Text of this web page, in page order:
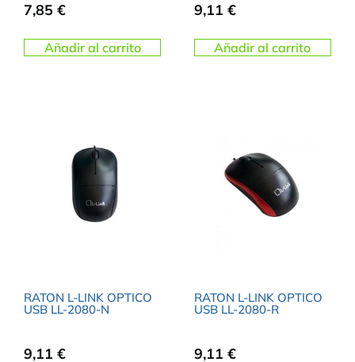
7,85€
Añadir al carrito
9,11 €
Añadir al carrito
RATON L-LINK OPTICO
USB LL-2080-N
9,11€
RATON L-LINK OPTICO
USB LL-2080-R
9,11 €